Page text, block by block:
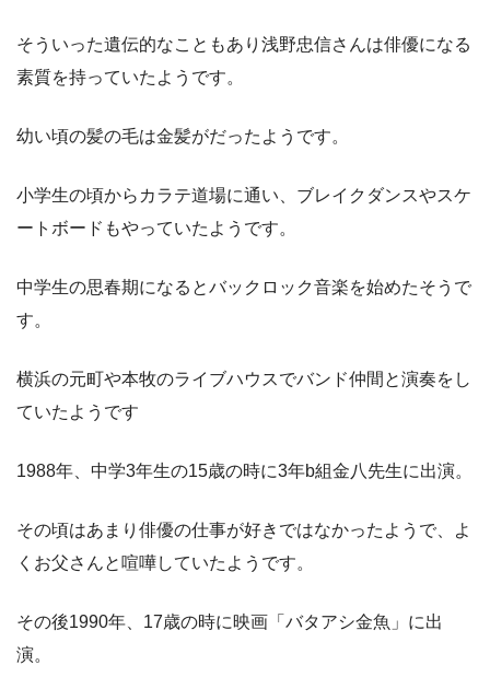
そういった遺伝的なこともあり浅野忠信さんは俳優になる
素質を持っていたようです。
幼い頃の髪の毛は金髪がだったようです。
小学生の頃からカラテ道場に通い、ブレイクダンスやスケ
ートボードもやっていたようです。
中学生の思春期になるとバックロック音楽を始めたそうで
す。
横浜の元町や本牧のライブハウスでバンド仲間と演奏をし
ていたようです
1988年、中学3年生の15歳の時に3年b組金八先生に出演。
その頃はあまり俳優の仕事が好きではなかったようで、よ
くお父さんと喧嘩していたようです。
その後1990年、17歳の時に映画「バタアシ金魚」に出
演。